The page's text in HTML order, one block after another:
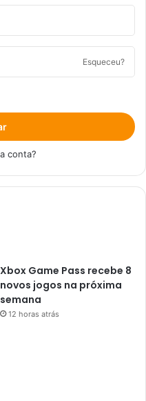
Esqueceu?
conta?
Xbox Game Pass recebe 8
novos jogos na próxima
semana
12 horas atrás